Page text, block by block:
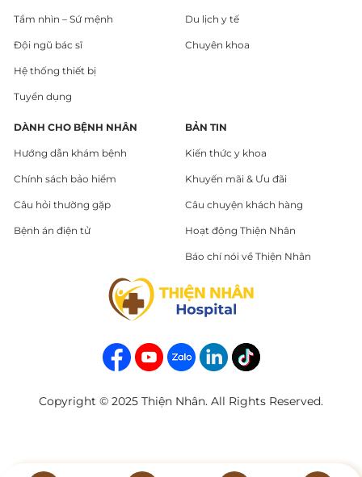
Tầm nhìn – Sứ mệnh
Đội ngũ bác sĩ
Hệ thống thiết bị
Tuyển dụng
Du lịch y tế
Chuyên khoa
DÀNH CHO BỆNH NHÂN
Hướng dẫn khám bệnh
Chính sách bảo hiểm
Câu hỏi thường gặp
Bệnh án điện tử
BẢN TIN
Kiến thức y khoa
Khuyến mãi & Ưu đãi
Câu chuyện khách hàng
Hoạt động Thiện Nhân
Báo chí nói về Thiện Nhân
Copyright © 2025 Thiện Nhân. All Rights Reserved.